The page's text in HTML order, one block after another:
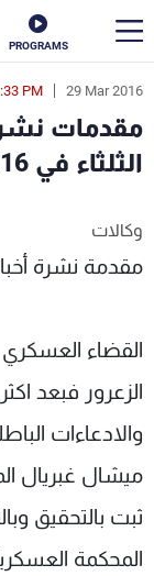
PROGRAMS
29 Mar 2016
PM
مقدمات
الثلثاء في 29/3/2016
وكالات
مقدمة نشرة
القضاء
الزعرور فبعد
ميشال غبريال
ثبت بالتحقيق
المحكمة
en
الأخبار
كأس العالم
جدول البرامج
شاهد البرامج
الترددات